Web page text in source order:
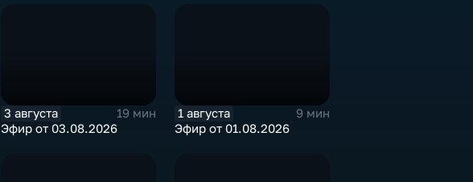
3 августа
19 мин
Эфир от 03.08.2026
1 августа
9 мин
Эфир от 01.08.2026